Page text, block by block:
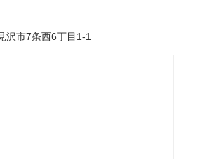
沢市7条西6丁目1-1